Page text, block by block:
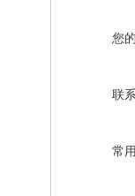
您
联
常